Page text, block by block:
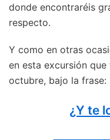
donde encontraréis
respecto.
Y como en otras
en esta excursión
octubre, bajo la frase:
¿Y te